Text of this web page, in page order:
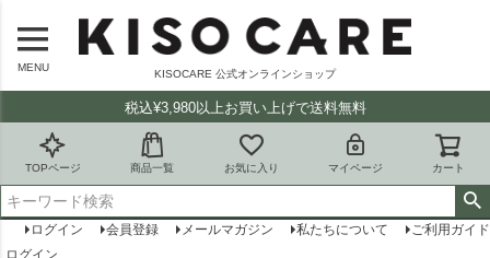
MENU
KISOCARE 公式オンラインショップ
税込¥3,980以上お買い上げで送料無料
TOPページ 商品一覧 お気に入り マイページ カート
ログイン 会員登録 メールマガジン 私たちについて
ご利用ガイド